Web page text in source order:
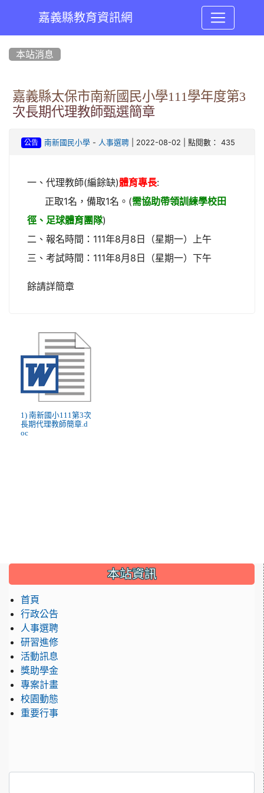
嘉義縣教育資訊網
本站消息
嘉義縣太保市南新國民小學111學年度第3
次長期代理教師甄選簡章
公告 南新國民小學- 人事選聘| 2022-08-02 | 點閱數： 435
一、代理教師(編餘缺)體育專長:
正取1名，備取1名。(需協助帶領訓練學校田
徑、足球體育團隊)
二、報名時間：111年8月8日（星期一）上午
三、考試時間：111年8月8日（星期一）下午
餘請詳簡章
1) 南新國小111第3次
長期代理教師簡章.d
oc
::: 本站資訊
首頁
行政公告
人事選聘
研習進修
活動訊息
獎助學金
專案計畫
校園動態
重要行事